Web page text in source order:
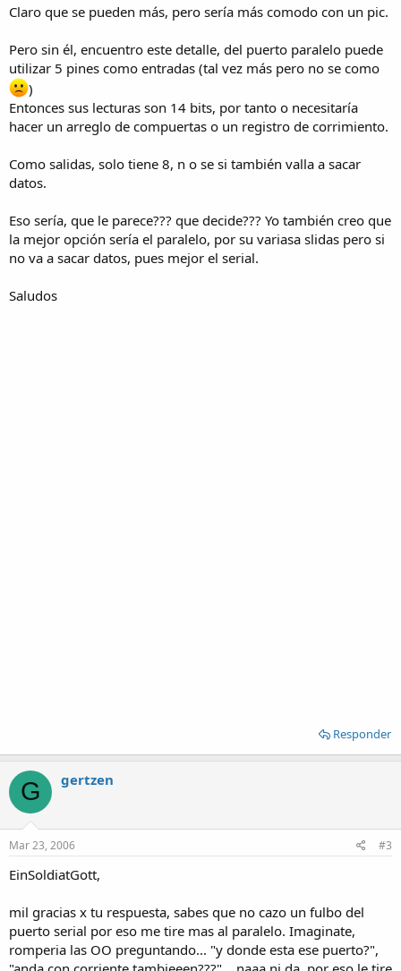
Anduve revolviendo por ahi y llegue a la conclusion (nose si errada)
de que me conviene el puerto paralelo. En sintesis, tengo que
capturar la señal de RPM (pense en convertir los pulsos del sensor
en un numero binario con una resolucion de 8 bits) y capturar la
señal de la balanza con una resolucion de 6 bits, como para hacerlo
bastante preciso.
Si ven que no es muy jodido y se pueden agregar mas lecturas,
onda temperatura del motor, presion de aceite, etc, bienvenidas son
Claro que se pueden más, pero sería más comodo con un pic.
Pero sin él, encuentro este detalle, del puerto paralelo puede
utilizar 5 pines como entradas (tal vez más pero no se como
)
Entonces sus lecturas son 14 bits, por tanto o necesitaría
hacer un arreglo de compuertas o un registro de corrimiento.
Como salidas, solo tiene 8, n o se si también valla a sacar
datos.
Eso sería, que le parece??? que decide??? Yo también creo que
la mejor opción sería el paralelo, por su variasa slidas pero si
no va a sacar datos, pues mejor el serial.
Saludos
Responder
G gertzen
Mar 23, 2006 #3
EinSoldiatGott,
mil gracias x tu respuesta, sabes que no cazo un fulbo del
puerto serial por eso me tire mas al paralelo. Imaginate,
romperia las OO preguntando... "y donde esta ese puerto?",